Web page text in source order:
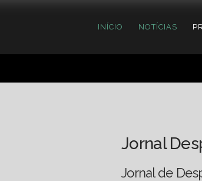
INÍCIO NOTÍCIAS
Jornal
Jornal de